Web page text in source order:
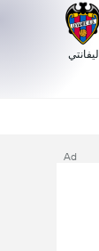
ليفانتي
Ad